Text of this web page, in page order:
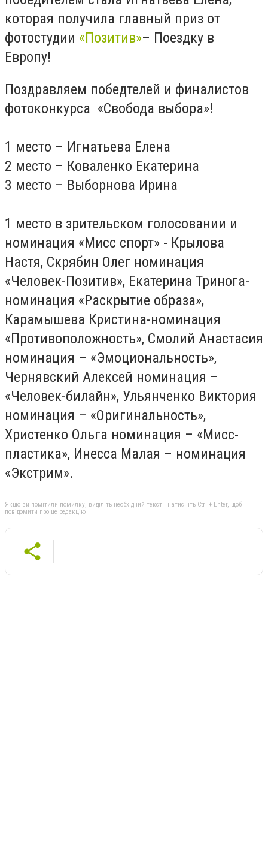
которая получила главный приз от
фотостудии «Позитив»– Поездку в
Европу!
Поздравляем победтелей и финалистов
фотоконкурса «Свобода выбора»!
1 место – Игнатьева Елена
2 место – Коваленко Екатерина
3 место – Выборнова Ирина
1 место в зрительском голосовании и
номинация «Мисс спорт» - Крылова
Настя, Скрябин Олег номинация
«Человек-Позитив», Екатерина Тринога-
номинация «Раскрытие образа»,
Карамышева Кристина-номинация
«Противоположность», Смолий Анастасия
номинация – «Эмоциональность»,
Чернявский Алексей номинация –
«Человек-билайн», Ульянченко Виктория
номинация – «Оригинальность»,
Христенко Ольга номинация – «Мисс-
пластика», Инесса Малая – номинация
«Экстрим».
Якщо ви помітили помилку, виділіть необхідний текст і натисніть Ctrl + Enter, щоб
повідомити про це редакцію